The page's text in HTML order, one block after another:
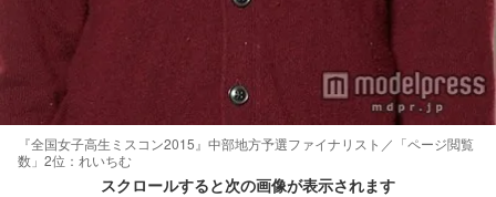
『全国女子高生ミスコン2015』中部地方予選ファイナリスト／「ページ閲覧
数」2位：れいちむ
スクロールすると次の画像が表示されます